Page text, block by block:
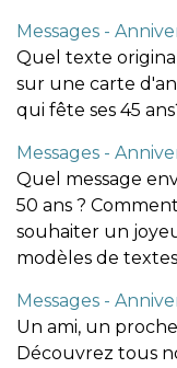
Messages -
Quel texte
sur une carte
qui fête ses 45
Messages -
Quel message
50 ans ?
souhaiter un
modèles de
Messages -
Un ami, un
Découvrez tous